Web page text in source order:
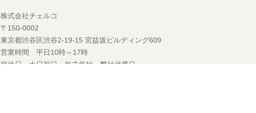
株式会社チェルコ
〒150-0002
東京都渋谷区渋谷2-19-15 宮益坂ビルディング609
営業時間 平日10時～17時
定休日 土日祝日・年末年始・弊社休業日